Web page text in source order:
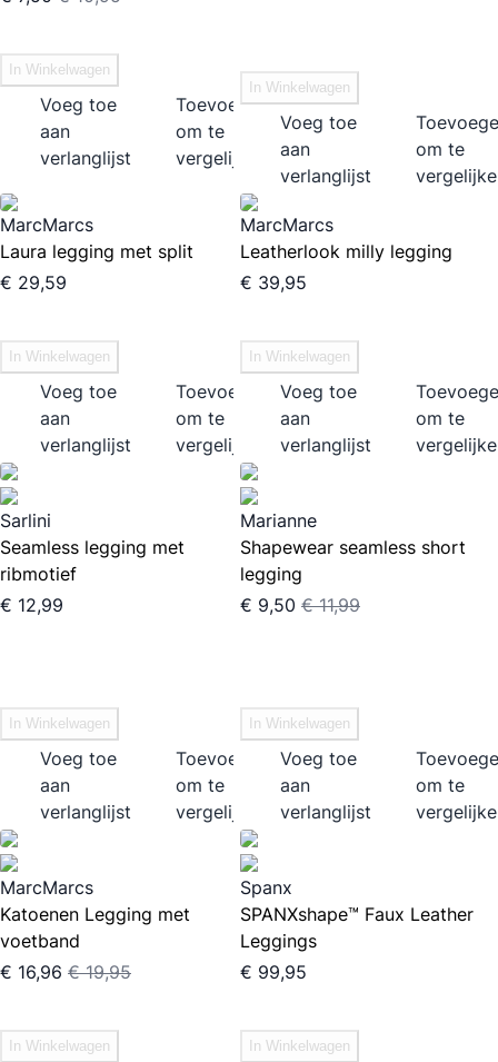
In Winkelwagen
Voeg toe
aan
verlanglijst
Toevoegen
om te
vergelijken
In Winkelwagen
Voeg toe
aan
verlanglijst
om te
MarcMarcs
Laura legging met split
€ 29,59
In Winkelwagen
Voeg toe
aan
verlanglijst
Toevoegen
om te
vergelijken
MarcMarcs
Leatherlook milly legging
€ 39,95
In Winkelwagen
Voeg toe
aan
verlanglijst
om te
Sarlini
Seamless legging met
ribmotief
€ 12,99
In Winkelwagen
Voeg toe
aan
verlanglijst
Toevoegen
om te
vergelijken
Marianne
Shapewear seamless short
legging
€ 9,50 € 11,99
In Winkelwagen
Voeg toe
aan
verlanglijst
om te
MarcMarcs
Katoenen Legging met
voetband
€ 16,96 € 19,95
In Winkelwagen
Spanx
SPANXshape™ Faux Leather
Leggings
€ 99,95
In Winkelwagen